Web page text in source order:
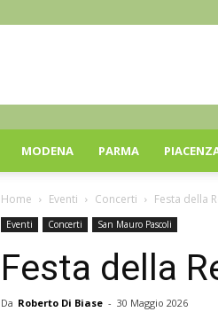
MODENA PARMA
Home Eventi Concerti Festa della
Eventi Concerti San Mauro Pascoli
Festa della
Da Roberto Di Biase - 30 Maggio 2026